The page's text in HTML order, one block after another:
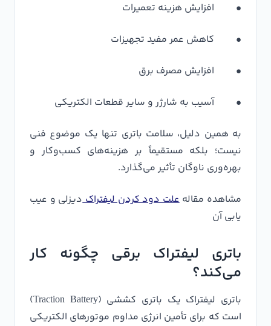
• افزایش هزینه تعمیرات
• کاهش عمر مفید تجهیزات
• افزایش مصرف برق
• آسیب به شارژر و سایر قطعات الکتریکی
به همین دلیل، سلامت باتری تنها یک موضوع فنی
نیست؛ بلکه مستقیماً بر هزینه‌های کسب‌وکار و
بهره‌وری ناوگان تأثیر می‌گذارد.
مشاهده مقالهعلت دود کردن لیفتراکدیزلی و عیب
یابی آن
باتری لیفتراک برقی چگونه کار
می‌کند؟
باتری لیفتراک یک باتری کششی (Traction Battery)
است که برای تأمین انرژی مداوم موتورهای الکتریکی